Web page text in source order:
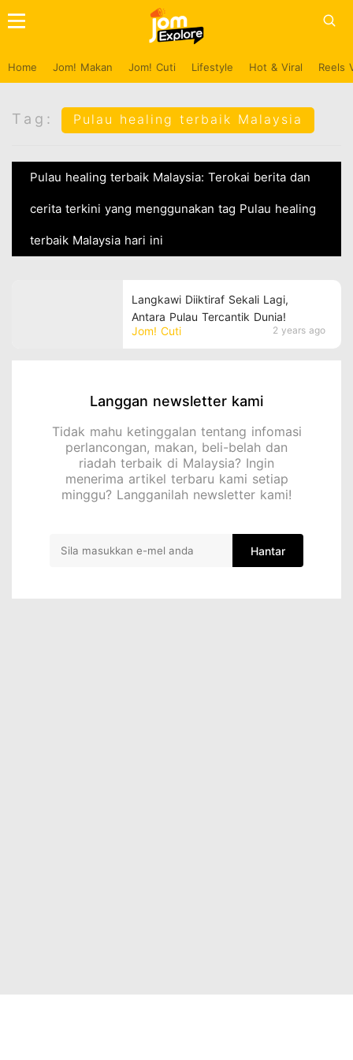
Home Jom! Makan Jom! Cuti Lifestyle Hot & Viral Reels
Tag: Pulau healing terbaik Malaysia
Pulau healing terbaik Malaysia: Terokai berita dan
cerita terkini yang menggunakan tag Pulau healing
terbaik Malaysia hari ini
Jom! Cuti 2 years ago
Langkawi Diiktiraf Sekali Lagi,
Antara Pulau Tercantik Dunia!
Langgan newsletter kami
Tidak mahu ketinggalan tentang infomasi
perlancongan, makan, beli-belah dan
riadah terbaik di Malaysia? Ingin
menerima artikel terbaru kami setiap
minggu? Langganilah newsletter kami!
Hantar